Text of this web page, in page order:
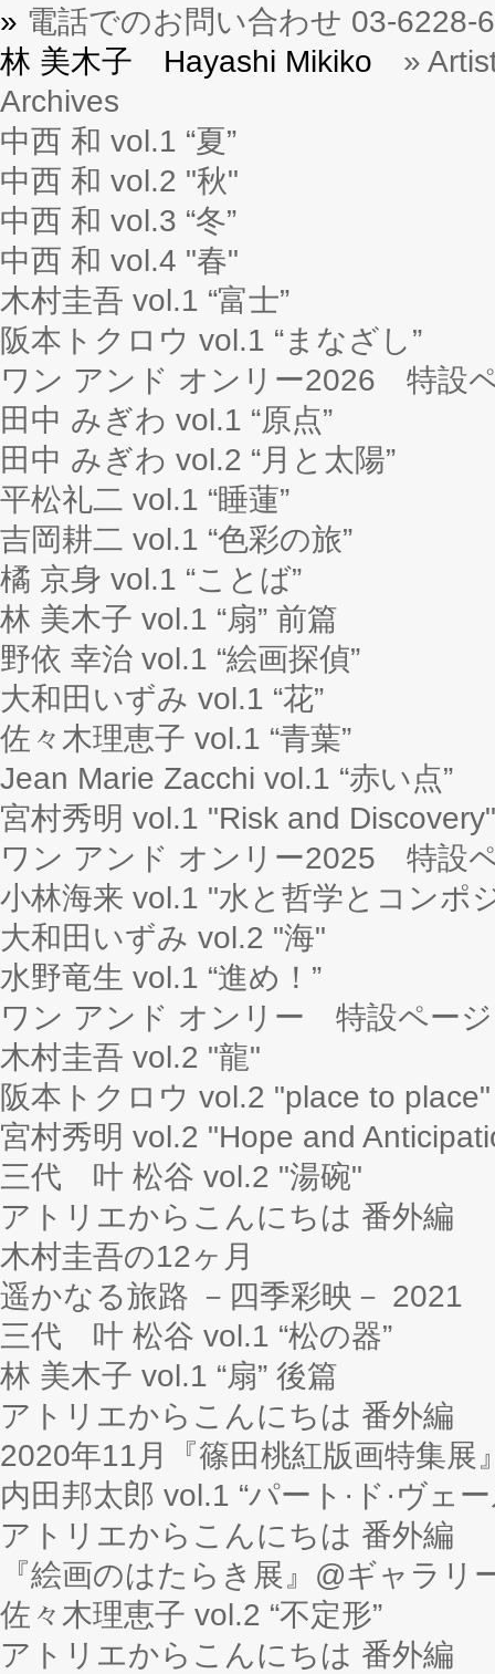
» 電話でのお問い合わせ 03-6228-
林 美木子 Hayashi Mikiko »
Archives
中西 和 vol.1 “夏”
中西 和 vol.2 "秋"
中西 和 vol.3 “冬”
中西 和 vol.4 "春"
木村圭吾 vol.1 “富士”
阪本トクロウ vol.1 “まなざし”
ワン アンド オンリー2026 特設
田中 みぎわ vol.1 “原点”
田中 みぎわ vol.2 “月と太陽”
平松礼二 vol.1 “睡蓮”
吉岡耕二 vol.1 “色彩の旅”
橘 京身 vol.1 “ことば”
林 美木子 vol.1 “扇” 前篇
野依 幸治 vol.1 “絵画探偵”
大和田いずみ vol.1 “花”
佐々木理恵子 vol.1 “青葉”
Jean Marie Zacchi vol.1 “赤い点”
宮村秀明 vol.1 "Risk and Discovery"
ワン アンド オンリー2025 特設
小林海来 vol.1 "水と哲学とコンポ
大和田いずみ vol.2 "海"
水野竜生 vol.1 “進め！”
ワン アンド オンリー 特設ページ
木村圭吾 vol.2 "龍"
阪本トクロウ vol.2 "place to place"
宮村秀明 vol.2 "Hope and
三代 叶 松谷 vol.2 "湯碗"
アトリエからこんにちは 番外編
木村圭吾の12ヶ月
遥かなる旅路 －四季彩映－ 2021
三代 叶 松谷 vol.1 “松の器”
林 美木子 vol.1 “扇” 後篇
アトリエからこんにちは 番外編
2020年11月『篠田桃紅版画特集
内田邦太郎 vol.1 “パート·ド·ヴェー
アトリエからこんにちは 番外編
『絵画のはたらき展』@ギャラリ
佐々木理恵子 vol.2 “不定形”
アトリエからこんにちは 番外編